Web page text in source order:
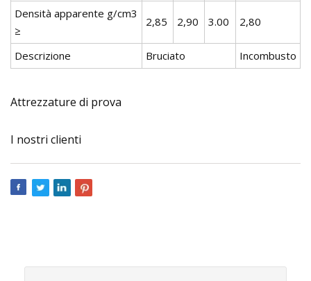
Densità apparente g/cm3
≥
2,85 2,90 3.00 2,80
Descrizione Bruciato Incombusto
Attrezzature di prova
I nostri clienti